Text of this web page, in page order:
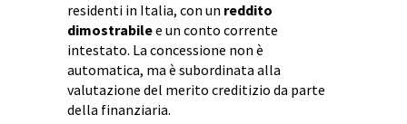
residenti in Italia, con un reddito
dimostrabilee un conto corrente
intestato. La concessione non è
automatica, ma è subordinata alla
valutazione del merito creditizio da parte
della finanziaria.